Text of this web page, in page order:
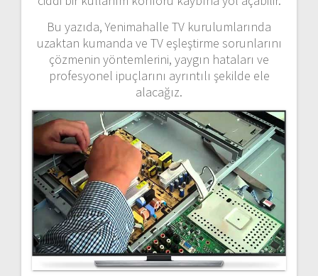
Bu yazıda, Yenimahalle TV kurulumlarında
uzaktan kumanda ve TV eşleştirme sorunlarını
çözmenin yöntemlerini, yaygın hataları ve
profesyonel ipuçlarını ayrıntılı şekilde ele
alacağız.